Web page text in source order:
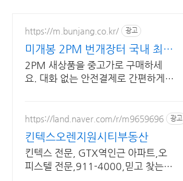
https://m.bunjang.co.kr/ 광고
미개봉 2PM 번개장터 국내 최대
브랜드 중고거래
2PM 새상품을 중고가로 구매하세
요. 대화 없는 안전결제로 간편하게!
업로드
https://land.naver.com/r/m9659696 광고
킨텍스오렌지원시티부동산
킨텍스 전문, GTX역인근 아파트,오
피스텔 전문,911-4000,믿고 찾는중